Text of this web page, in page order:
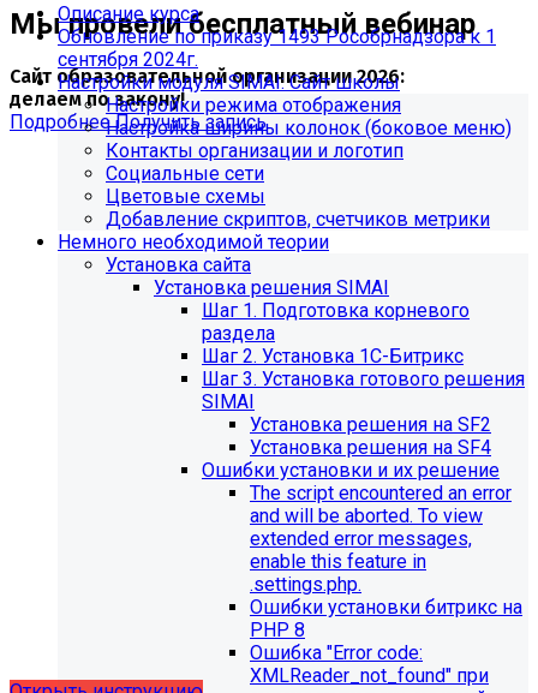
Мы провели бесплатный вебинар
Сайт образовательной организации 2026:
делаем по закону!
ПодробнееПолучить запись
Обновления в разделе
"Педагогический состав"
Для готовых решений, использующих модуль SIMAI-
SF4: Сведения об образовательной организации
выпущено обновление 1.14.11, согласно которому в
разделе "Педагогический состав"
можно разместить документ и скрыть таблицы.
Описание курса
Обновление по приказу 1493 Рособрнадзора к 1
сентября 2024г.
Настройки модуля SIMAI: Сайт школы
Настройки режима отображения
Настройка ширины колонок (боковое меню)
Контакты организации и логотип
Социальные сети
Цветовые схемы
Добавление скриптов, счетчиков метрики
Немного необходимой теории
Установка сайта
Установка решения SIMAI
Шаг 1. Подготовка корневого
раздела
Шаг 2. Установка 1С-Битрикс
Шаг 3. Установка готового решения
SIMAI
Установка решения на SF2
Установка решения на SF4
Ошибки установки и их решение
The script encountered an error
and will be aborted. To view
extended error messages,
enable this feature in
.settings.php.
Ошибки установки битрикс на
PHP 8
Ошибка "Error сode:
XMLReader_not_found" при